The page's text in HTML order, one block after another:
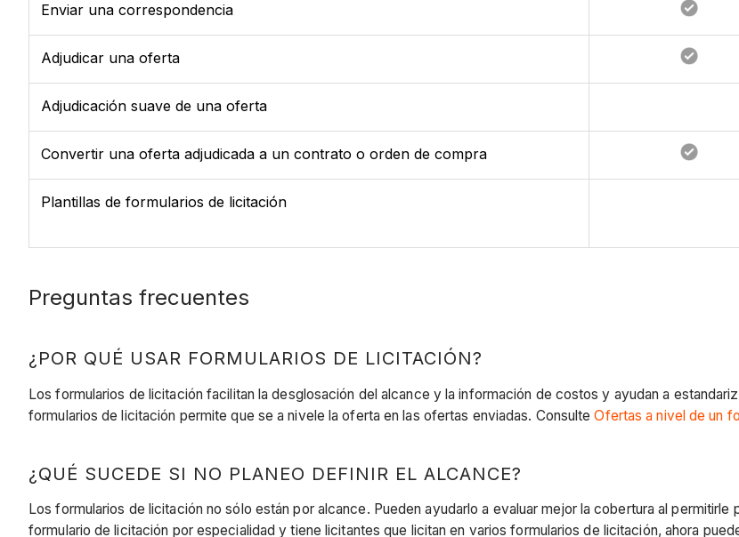
Enviar una correspondencia
Adjudicar una oferta
Adjudicación suave de una oferta
Convertir una oferta adjudicada a un contrato o orden de compra
Plantillas de formularios de licitación
Preguntas frecuentes
¿POR QUÉ USAR FORMULARIOS DE LICITACIÓN?
Los formularios de licitación facilitan la desglosación del alcance y la información de costos y ayudan a
formularios de licitación permite que se a nivele la oferta en las ofertas enviadas. ConsulteOfertas a nivel de un
¿QUÉ SUCEDE SI NO PLANEO DEFINIR EL ALCANCE?
Los formularios de licitación no sólo están por alcance. Pueden ayudarlo a evaluar mejor la cobertura al
formulario de licitación por especialidad y tiene licitantes que licitan en varios formularios de licitación, ahora